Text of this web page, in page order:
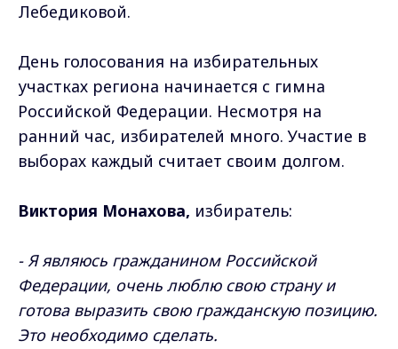
Лебедиковой.
День голосования на избирательных
участках региона начинается с гимна
Российской Федерации. Несмотря на
ранний час, избирателей много. Участие в
выборах каждый считает своим долгом.
Виктория Монахова, избиратель:
- Я являюсь гражданином Российской
Федерации, очень люблю свою страну и
готова выразить свою гражданскую позицию.
Это необходимо сделать.